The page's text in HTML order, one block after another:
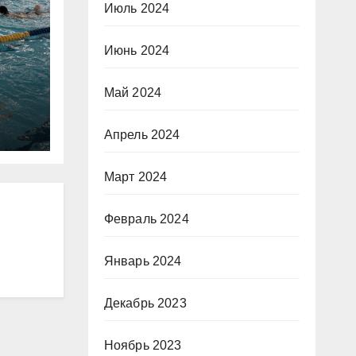
Июль 2024
Июнь 2024
Май 2024
Апрель 2024
Март 2024
Февраль 2024
Январь 2024
Декабрь 2023
Ноябрь 2023